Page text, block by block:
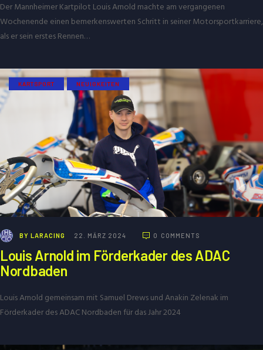
Der Mannheimer Kartpilot Louis Arnold machte am vergangenen
Wochenende einen bemerkenswerten Schritt in seiner Motorsportkarriere,
als er sein erstes Rennen…
KARTSPORT NEUIGKEITEN
BY LARACING 22. MÄRZ 2024 0 COMMENTS
Louis Arnold im Förderkader des ADAC
Nordbaden
Louis Arnold gemeinsam mit Samuel Drews und Anakin Zelenak im
Förderkader des ADAC Nordbaden für das Jahr 2024